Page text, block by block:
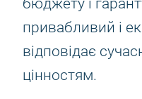
бюджету і
привабливий і
відповідає
цінностям.